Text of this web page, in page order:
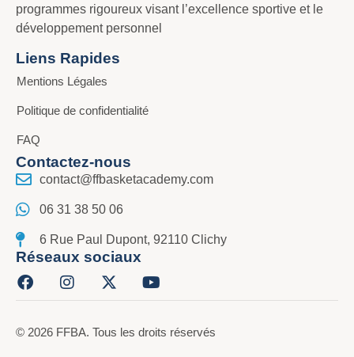
programmes rigoureux visant l’excellence sportive et le
développement personnel
Liens Rapides
Mentions Légales
Politique de confidentialité
FAQ
Contactez-nous
contact@ffbasketacademy.com
06 31 38 50 06
6 Rue Paul Dupont, 92110 Clichy
Réseaux sociaux
© 2026 FFBA. Tous les droits réservés